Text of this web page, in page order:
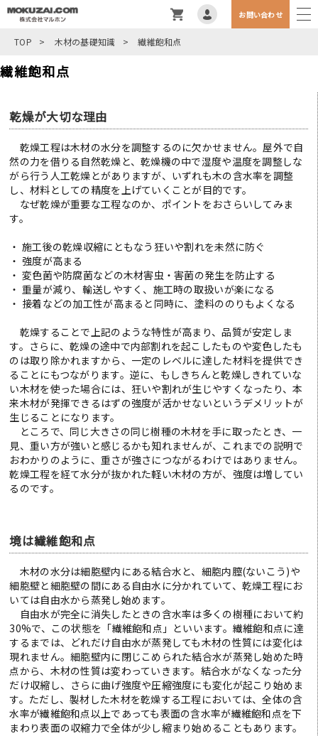
お問い合わせ
TOP > 木材の基礎知識 > 繊維飽和点
繊維飽和点
乾燥が大切な理由
乾燥工程は木材の水分を調整するのに欠かせません。屋外で自
然の力を借りる自然乾燥と、乾燥機の中で湿度や温度を調整しな
がら行う人工乾燥とがありますが、いずれも木の含水率を調整
し、材料としての精度を上げていくことが目的です。
なぜ乾燥が重要な工程なのか、ポイントをおさらいしてみま
す。
・ 施工後の乾燥収縮にともなう狂いや割れを未然に防ぐ
・ 強度が高まる
・ 変色菌や防腐菌などの木材害虫・害菌の発生を防止する
・ 重量が減り、輸送しやすく、施工時の取扱いが楽になる
・ 接着などの加工性が高まると同時に、塗料ののりもよくなる
乾燥することで上記のような特性が高まり、品質が安定しま
す。さらに、乾燥の途中で内部割れを起こしたものや変色したも
のは取り除かれますから、一定のレベルに達した材料を提供でき
ることにもつながります。逆に、もしきちんと乾燥しきれていな
い木材を使った場合には、狂いや割れが生じやすくなったり、本
来木材が発揮できるはずの強度が活かせないというデメリットが
生じることになります。
ところで、同じ大きさの同じ樹種の木材を手に取ったとき、一
見、重い方が強いと感じるかも知れませんが、これまでの説明で
おわかりのように、重さが強さにつながるわけではありません。
乾燥工程を経て水分が抜かれた軽い木材の方が、強度は増してい
るのです。
境は繊維飽和点
木材の水分は細胞壁内にある結合水と、細胞内膣(ないこう)や
細胞壁と細胞壁の間にある自由水に分かれていて、乾燥工程にお
いては自由水から蒸発し始めます。
自由水が完全に消失したときの含水率は多くの樹種において約
30%で、この状態を「繊維飽和点」といいます。繊維飽和点に達
するまでは、どれだけ自由水が蒸発しても木材の性質には変化は
現れません。細胞壁内に閉じこめられた結合水が蒸発し始めた時
点から、木材の性質は変わっていきます。結合水がなくなった分
だけ収縮し、さらに曲げ強度や圧縮強度にも変化が起こり始めま
す。ただし、製材した木材を乾燥する工程においては、全体の含
水率が繊維飽和点以上であっても表面の含水率が繊維飽和点を下
まわり表面の収縮力で全体が少し縮まり始めることもあります。